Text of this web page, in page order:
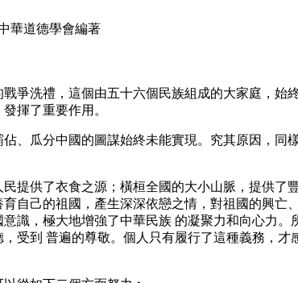
華道德學會編著
洗禮，這個由五十六個民族組成的大家庭，始
揮了重要作用。
、瓜分中國的圖謀始終未能實現。究其原因，同
提供了衣食之源；橫桓全國的大小山脈，提供了
自己的祖國，產生深深依戀之情，對祖國的興亡
，極大地增強了中華民族 的凝聚力和向心力。
受到 普遍的尊敬。個人只有履行了這種義務，